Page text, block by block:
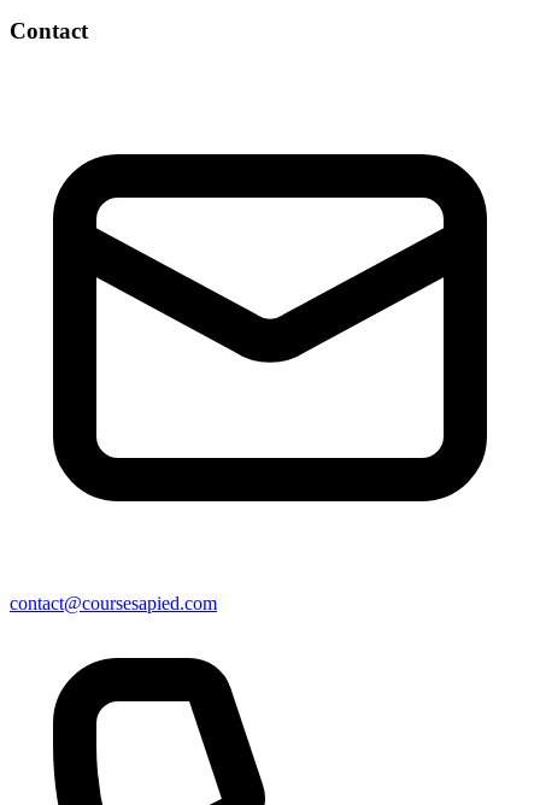
Contact
contact@coursesapied.com